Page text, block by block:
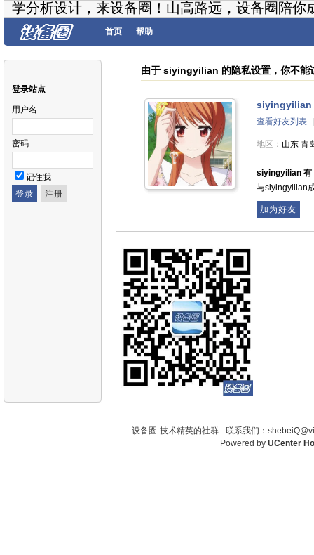
学分析设计，来设备圈！山高路远，设备圈陪你
首页 帮助
登录站点
用户名
密码
记住我
由于 siyingyilian 的隐私设置，你不能
siyingyilian
查看好友列表
地区： 山东 青
siyingyilian 有
与siyingyilian
加为好友
设备圈-技术精英的社群 - 联系我们：
Powered by UCenter